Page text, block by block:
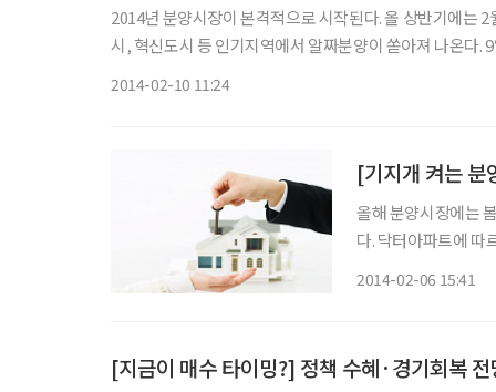
2014년 분양시장이 본격적으로 시작된다. 올 상반기에는
시, 혁신도시 등 인기지역에서 알짜분양이 쏟아져 나온다. 9일 닥터아파트는 올 상반기 전국에서 분양하는 아파트단지 중 1순위 마
2014-02-10 11:24
[기지개 켜는
올해 분양시장에는
다. 닥터아파트에 따르면 2월 전국에서 분양이 예정된 아파트는 총 1만3816가구다. 2000년
2014-02-06 15:41
[지금이 매수 타이밍?] 정책 수혜·경기회복